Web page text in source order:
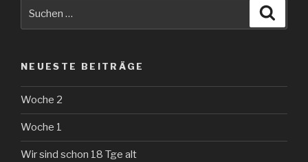
nach:
NEUESTE BEITRÄGE
Woche 2
Woche 1
Wir sind schon 18 Tge alt